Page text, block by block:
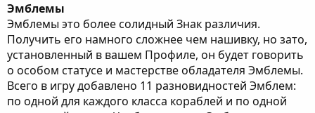
Эмблемы
Эмблемы это более солидный Знак различия.
Получить его намного сложнее чем нашивку, но зато,
установленный в вашем Профиле, он будет говорить
о особом статусе и мастерстве обладателя Эмблемы.
Всего в игру добавлено 11 разновидностей Эмблем:
по одной для каждого класса кораблей и по одной